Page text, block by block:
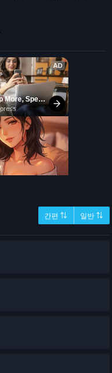
간편 ⇅ 일반 ⇅